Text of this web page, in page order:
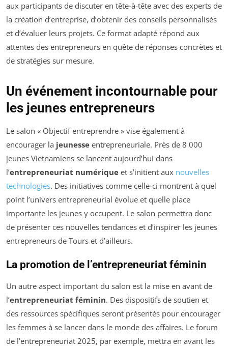
aux participants de discuter en tête-à-tête avec des experts de
la création d’entreprise, d’obtenir des conseils personnalisés
et d’évaluer leurs projets. Ce format adapté répond aux
attentes des entrepreneurs en quête de réponses concrètes et
de stratégies sur mesure.
Un événement incontournable pour
les jeunes entrepreneurs
Le salon « Objectif entreprendre » vise également à
encourager la jeunesse entrepreneuriale. Près de 8 000
jeunes Vietnamiens se lancent aujourd’hui dans
l’entrepreneuriat numérique et s’initient aux nouvelles
technologies. Des initiatives comme celle-ci montrent à quel
point l’univers entrepreneurial évolue et quelle place
importante les jeunes y occupent. Le salon permettra donc
de présenter ces nouvelles tendances et d’inspirer les jeunes
entrepreneurs de Tours et d’ailleurs.
La promotion de l’entrepreneuriat féminin
Un autre aspect important du salon est la mise en avant de
l’entrepreneuriat féminin. Des dispositifs de soutien et
des ressources spécifiques seront présentés pour encourager
les femmes à se lancer dans le monde des affaires. Le forum
de l’entrepreneuriat 2025, par exemple, mettra en avant les